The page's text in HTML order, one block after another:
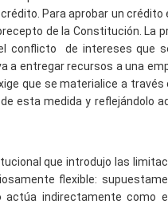
Para aprobar un
de la Constitución. La
conflicto de intereses que
a entregar recursos a una
que se materialice a
esta medida y reflejándolo
que introdujo las
flexible:
actúa indirectamente como